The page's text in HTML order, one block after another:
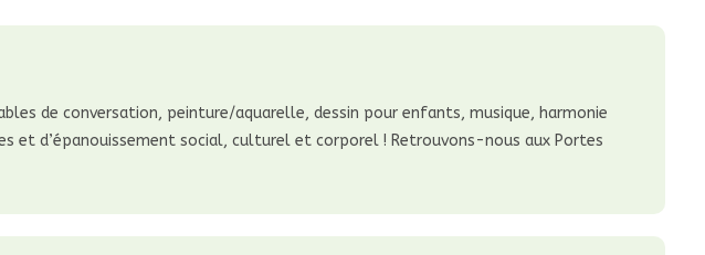
de conversation, peinture/aquarelle, dessin pour enfants, musique, harmonie
et d’épanouissement social, culturel et corporel ! Retrouvons-nous aux Portes